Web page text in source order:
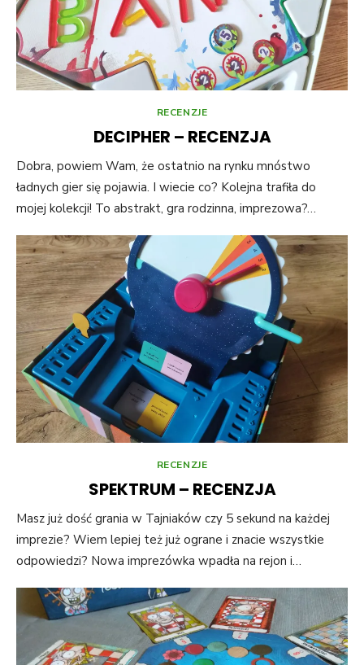
RECENZJE
DECIPHER – RECENZJA
Dobra, powiem Wam, że ostatnio na rynku mnóstwo
ładnych gier się pojawia. I wiecie co? Kolejna trafiła do
mojej kolekcji! To abstrakt, gra rodzinna, imprezowa?…
RECENZJE
SPEKTRUM – RECENZJA
Masz już dość grania w Tajniaków czy 5 sekund na każdej
imprezie? Wiem lepiej też już ograne i znacie wszystkie
odpowiedzi? Nowa imprezówka wpadła na rejon i…